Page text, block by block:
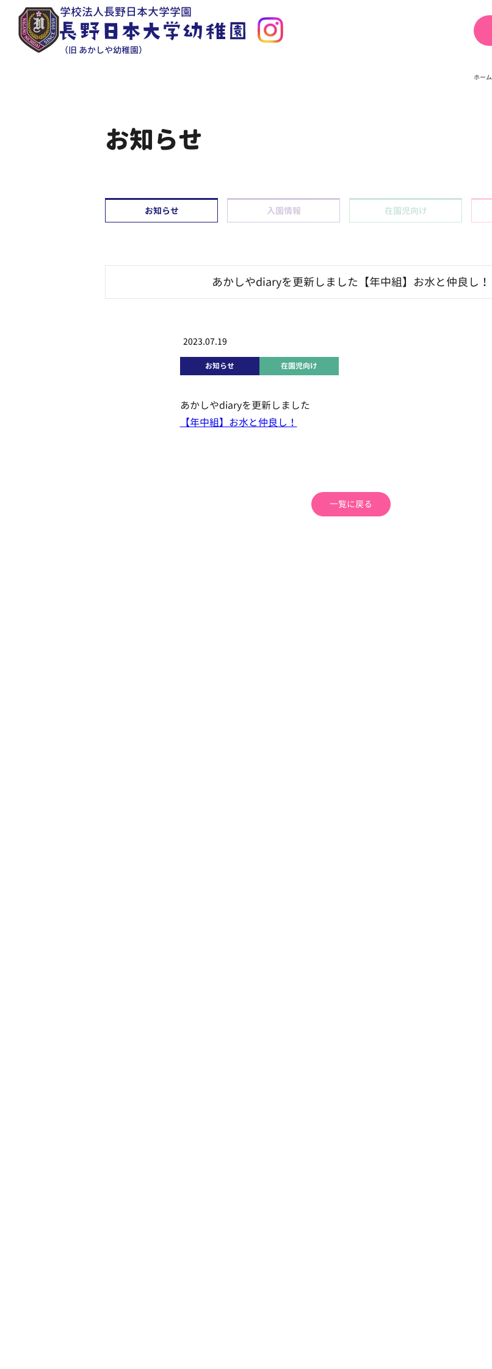
学校法人長野日本大学学園
（旧 あかしや幼稚園）
ホーム
お知らせ
お知らせ 入園情報 在園児向け
あかしやdiaryを更新しました【年中組】お水と仲良し！
2023.07.19
お知らせ 在園児向け
あかしやdiaryを更新しました
【年中組】お水と仲良し！
一覧に戻る